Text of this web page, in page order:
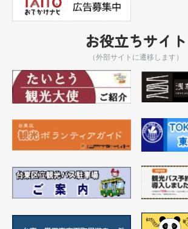
お役立ちサイト
（外部サイトに遷移します）